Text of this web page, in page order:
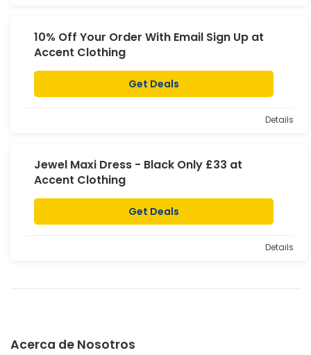
10% Off Your Order With Email Sign Up at
Accent Clothing
Get Deals
Details
Jewel Maxi Dress - Black Only £33 at
Accent Clothing
Get Deals
Details
Acerca de Nosotros